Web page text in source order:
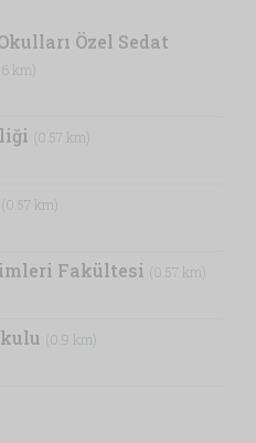
Özel Sedat
km)
(0.57 km)
(0.57 km)
Fakültesi (0.57 km)
(0.9 km)